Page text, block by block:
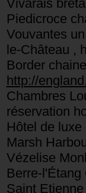
Vivarais
Piedicroce
Vouvantes
le-Château ,
Border
http://
Chambres
réservation
Hôtel de
Marsh
Vézelise
Berre-
Saint